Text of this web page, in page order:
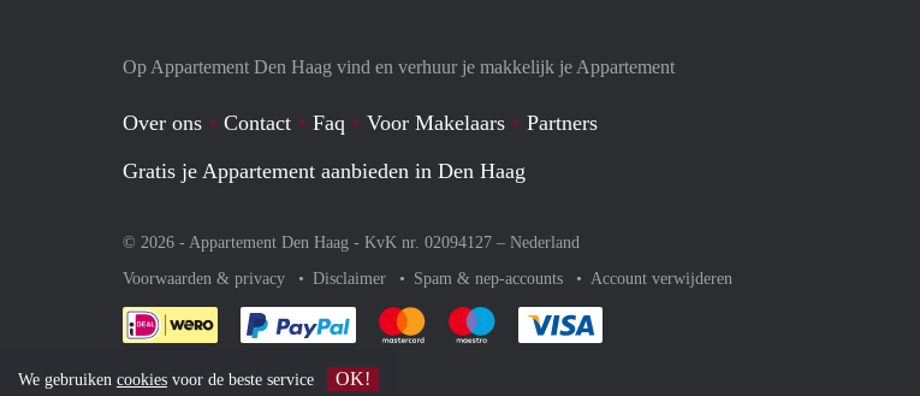
Op Appartement Den Haag vind en verhuur je makkelijk je Appartement
Over ons Contact Faq Voor Makelaars
Partners
Gratis je Appartement aanbieden in Den Haag
© 2026 - Appartement Den Haag - KvK nr. 02094127 – Nederland
Voorwaarden & privacy
Disclaimer Spam & nep-accounts Account verwijderen
Je rekent gemakkelijk af met Paypal
Je rekent gemakkelijk af met Mastercard
Je rekent gemakkelijk af met Meastro
We gebruiken cookies voor de beste service OK!